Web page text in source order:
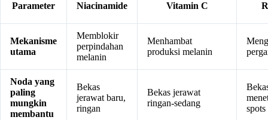
Parameter Niacinamide Vitamin C
Mekanisme
utama
Memblokir
perpindahan
melanin
Menhambat
produksi melanin
Noda yang
paling
mungkin
membantu
Bekas
jerawat baru,
ringan
Bekas jerawat
ringan-sedang
spots